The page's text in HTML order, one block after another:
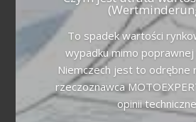
To spadek wartości
wypadku mimo poprawnej
Niemczech jest to
rzeczoznawca
opinii